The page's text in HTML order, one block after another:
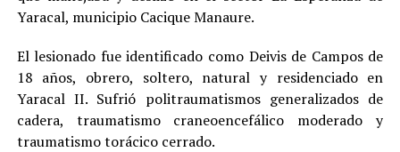
Yaracal, municipio Cacique Manaure.
El lesionado fue identificado como Deivis de Campos de
18 años, obrero, soltero, natural y residenciado en
Yaracal II. Sufrió politraumatismos generalizados de
cadera, traumatismo craneoencefálico moderado y
traumatismo torácico cerrado.